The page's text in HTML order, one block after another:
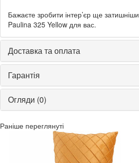
Бажаєте зробити інтер’єр ще
Paulina 325 Yellow для вас.
Доставка та оплата
Гарантія
Огляди (0)
Раніше переглянуті